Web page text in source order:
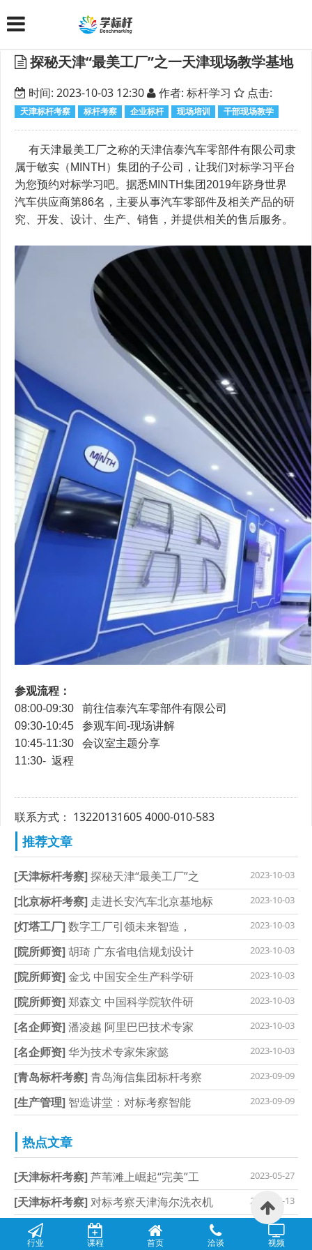
探秘天津“最美工厂”之一天津现场教学基地
时间: 2023-10-03 12:30 作者: 标杆学习 点击:
天津标杆考察 标杆考察 企业标杆 现场培训 干部现场教学
有天津最美工厂之称的天津信泰汽车零部件有限公司隶
属于敏实（MINTH）集团的子公司，让我们对标学习平台
为您预约对标学习吧。据悉MINTH集团2019年跻身世界
汽车供应商第86名，主要从事汽车零部件及相关产品的研
究、开发、设计、生产、销售，并提供相关的售后服务。
参观流程：
08:00-09:30 前往信泰汽车零部件有限公司
09:30-10:45 参观车间-现场讲解
10:45-11:30 会议室主题分享
11:30- 返程
联系方式： 13220131605 4000-010-583
推荐文章
[天津标杆考察]探秘天津“最美工厂”之 2023-10-03
[北京标杆考察] 走进长安汽车北京基地标 2023-10-03
[灯塔工厂]数字工厂引领未来智造， 2023-10-03
[院所师资]胡琦 广东省电信规划设计 2023-10-03
[院所师资]金戈 中国安全生产科学研 2023-10-03
[院所师资]郑森文 中国科学院软件研 2023-10-03
[名企师资]潘凌越 阿里巴巴技术专家 2023-10-03
[名企师资]华为技术专家朱家懿 2023-10-03
[青岛标杆考察]青岛海信集团标杆考察 2023-09-09
[生产管理] 智造讲堂：对标考察智能 2023-09-09
热点文章
[天津标杆考察]芦苇滩上崛起“完美”工 2023-05-27
[天津标杆考察]对标考察天津海尔洗衣机 2023-06-13
[天津标杆考察] 探秘天津“最美工厂”之 2023-10-03
行业 课程 首页 洽谈 视频